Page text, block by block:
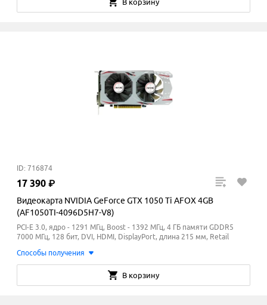
В корзину
ID: 716874
17 390 ₽
Видеокарта NVIDIA GeForce GTX 1050 Ti AFOX 4GB
(AF1050TI-4096D5H7-V8)
PCI-E 3.0, ядро - 1291 МГц, Boost - 1392 МГц, 4 ГБ памяти GDDR5
7000 МГц, 128 бит, DVI, HDMI, DisplayPort, длина 215 мм, Retail
Способы получения
В корзину